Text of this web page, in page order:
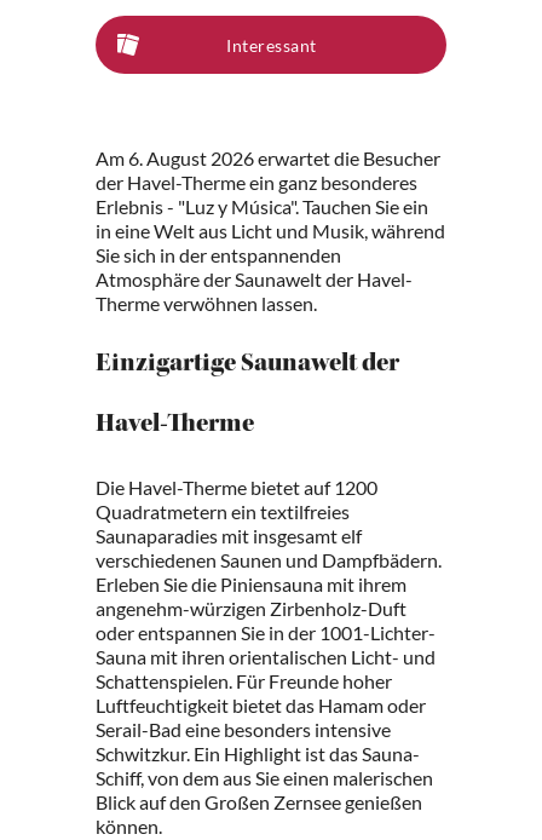
Interessant
Am 6. August 2026 erwartet die Besucher
der Havel-Therme ein ganz besonderes
Erlebnis - "Luz y Música". Tauchen Sie ein
in eine Welt aus Licht und Musik, während
Sie sich in der entspannenden
Atmosphäre der Saunawelt der Havel-
Therme verwöhnen lassen.
Einzigartige Saunawelt der
Havel-Therme
Die Havel-Therme bietet auf 1200
Quadratmetern ein textilfreies
Saunaparadies mit insgesamt elf
verschiedenen Saunen und Dampfbädern.
Erleben Sie die Piniensauna mit ihrem
angenehm-würzigen Zirbenholz-Duft
oder entspannen Sie in der 1001-Lichter-
Sauna mit ihren orientalischen Licht- und
Schattenspielen. Für Freunde hoher
Luftfeuchtigkeit bietet das Hamam oder
Serail-Bad eine besonders intensive
Schwitzkur. Ein Highlight ist das Sauna-
Schiff, von dem aus Sie einen malerischen
Blick auf den Großen Zernsee genießen
können.